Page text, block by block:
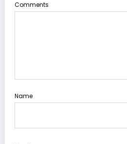
Comments
Name